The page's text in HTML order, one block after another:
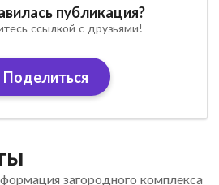
публикация?
ссылкой с друзьями!
Поделиться
загородного комплекса